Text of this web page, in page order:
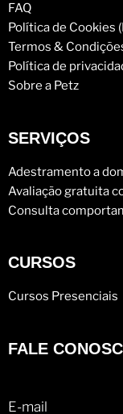
FAQ
Política de Cookies
Termos &
Política de
Sobre a Petz
SERVIÇOS
Adestramento a
Avaliação gratuita
Consulta
CURSOS
Cursos Presenciais
FALE
E-mail